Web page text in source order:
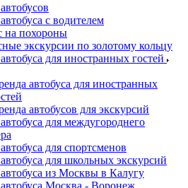
с водителем
на похороны
экскурсии по золотому кольцу
для иностранных гостей
автобуса для иностранных
автобусов для экскурсий
для междугороднего
для спортсменов
для школьных экскурсий
из Москвы в Калугу
Москва - Воронеж